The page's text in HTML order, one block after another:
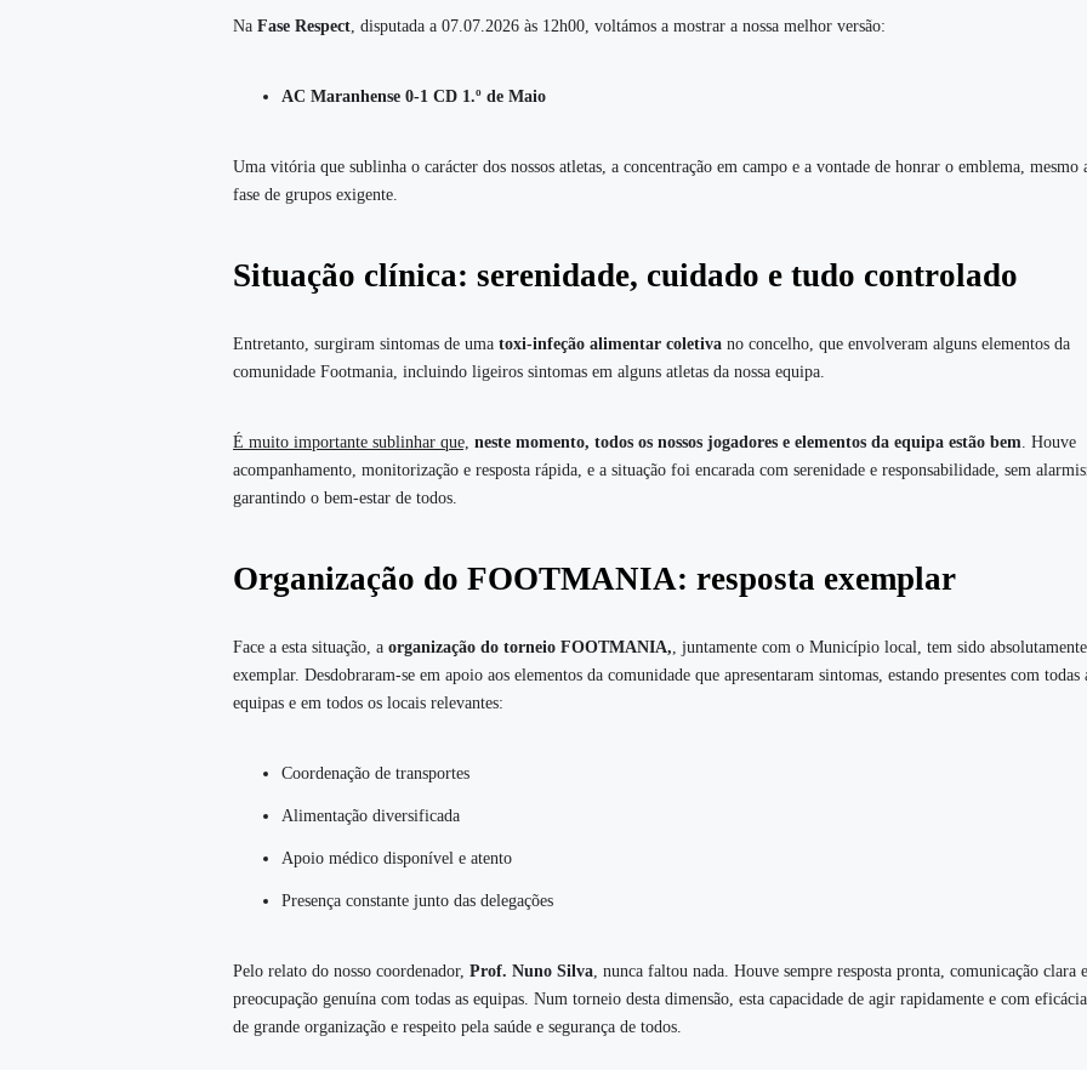
Na Fase Respect, disputada a 07.07.2026 às 12h00, voltámos a mostrar a nossa melhor versão:
AC Maranhense 0‑1 CD 1.º de Maio
Uma vitória que sublinha o carácter dos nossos atletas, a concentração em campo e a vontade de honrar o emblema, mesmo
fase de grupos exigente.
Situação clínica: serenidade, cuidado e tudo controlado
Entretanto, surgiram sintomas de uma toxi‑infeção alimentar coletiva no concelho, que envolveram alguns elementos da
comunidade Footmania, incluindo ligeiros sintomas em alguns atletas da nossa equipa.
É muito importante sublinhar que, neste momento, todos os nossos jogadores e elementos da equipa estão bem. Houve
acompanhamento, monitorização e resposta rápida, e a situação foi encarada com serenidade e responsabilidade, sem
garantindo o bem‑estar de todos.
Organização do FOOTMANIA: resposta exemplar
Face a esta situação, a organização do torneio FOOTMANIA,, juntamente com o Município local, tem sido absolutamente
exemplar. Desdobraram‑se em apoio aos elementos da comunidade que apresentaram sintomas, estando presentes com todas
equipas e em todos os locais relevantes:
Coordenação de transportes
Alimentação diversificada
Apoio médico disponível e atento
Presença constante junto das delegações
Pelo relato do nosso coordenador, Prof. Nuno Silva, nunca faltou nada. Houve sempre resposta pronta, comunicação clara e
preocupação genuína com todas as equipas. Num torneio desta dimensão, esta capacidade de agir rapidamente e com
de grande organização e respeito pela saúde e segurança de todos.